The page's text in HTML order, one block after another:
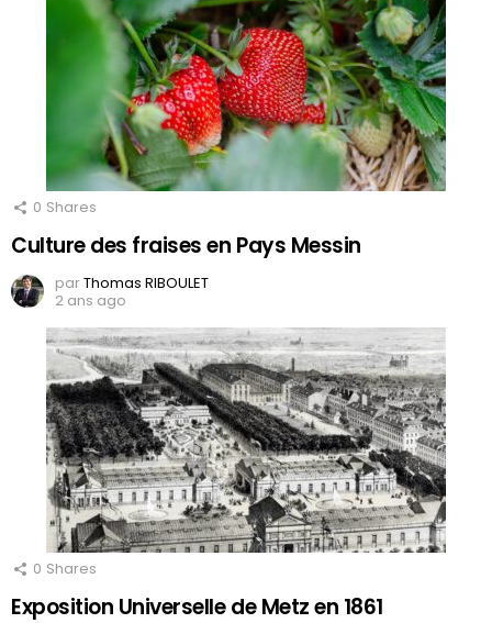
0 Shares
Culture des fraises en Pays Messin
parThomas RIBOULET
2 ans ago
0 Shares
Exposition Universelle de Metz en 1861